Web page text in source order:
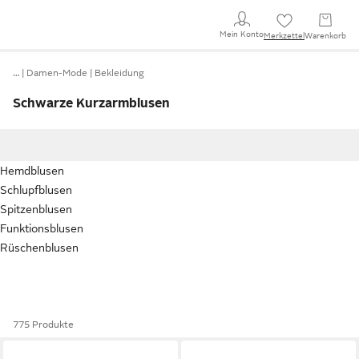
Mein KontoMerkzettel Warenkorb
… Damen-Mode Bekleidung
Schwarze Kurzarmblusen
Hemdblusen
Schlupfblusen
Spitzenblusen
Funktionsblusen
Rüschenblusen
775 Produkte